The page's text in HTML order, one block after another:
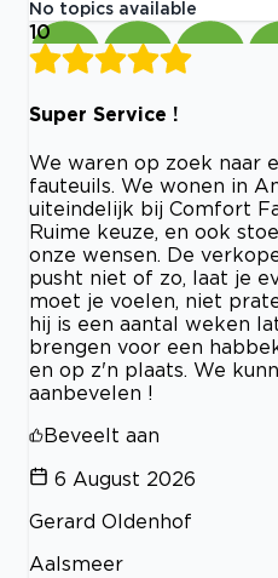
No topics available
10
Super Service !
We waren op zoek naar
fauteuils. We wonen in
uiteindelijk bij Comfort
Ruime keuze, en ook
onze wensen. De
pusht niet of zo, laat je
moet je voelen, niet
hij is een aantal weken
brengen voor een
en op z'n plaats. We
aanbevelen !
Beveelt aan
6 August 2026
Gerard Oldenhof
Aalsmeer